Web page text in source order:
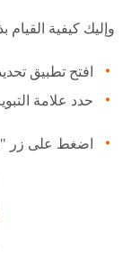
وإليك كيفية
افتح تطبيق
حدد علامة
اضغط على زر